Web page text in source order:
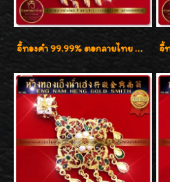
จี้ทองคำ 99.99% ตอกลายไทย น้ำหนัก 20.6g ( 1.35 บาททอง ) สวยมากๆค่ะ